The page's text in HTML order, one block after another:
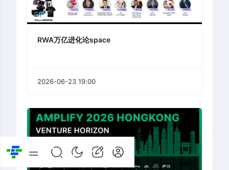
RWA万亿进化论space
2026-06-23 19:00